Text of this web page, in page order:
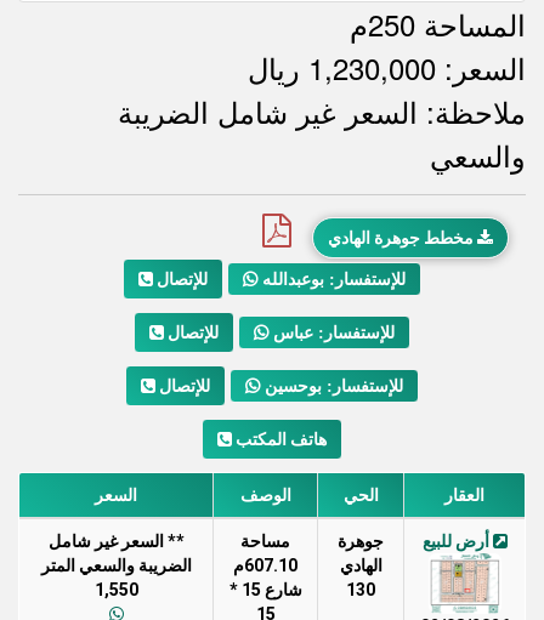
المساحة 250م
السعر: 1,230,000 ريال
ملاحظاتملاحظة: السعر غير شامل الضريبة
والسعي
مخطط جوهرة الهادي
للإتصال للإستفسار: بوعبدالله
للإتصال للإستفسار: عباس
للإتصال للإستفسار: بوحسين
هاتف المكتب
العقار الحي الوصف السعر
أرض للبيع
جوهرة
الهادي
130
مساحة
607.10م
شارع 15 *
15
** السعر غير شامل
الضريبة والسعي المتر
1,550